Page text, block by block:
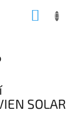
SOLAR